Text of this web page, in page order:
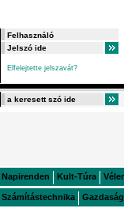
Elfelejtette jelszavát?
Napirenden Kult-Túra
Számítástechnika Gazdaság